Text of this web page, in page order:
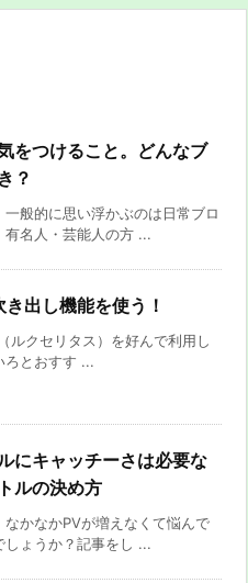
をつけること。どんなブ
？
一般的に思い浮かぶのは日常ブロ
有名人・芸能人の方 ...
出し機能を使う！
ルクセリタス）を好んで利用し
ろとおすす ...
にキャッチーさは必要な
ルの決め方
なかなかPVが増えなくて悩んで
しょうか？記事をし ...